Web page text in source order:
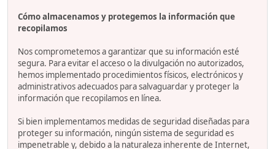
Cómo almacenamos y protegemos la información que
recopilamos
Nos comprometemos a garantizar que su información esté
segura. Para evitar el acceso o la divulgación no autorizados,
hemos implementado procedimientos físicos, electrónicos y
administrativos adecuados para salvaguardar y proteger la
información que recopilamos en línea.
Si bien implementamos medidas de seguridad diseñadas para
proteger su información, ningún sistema de seguridad es
impenetrable y, debido a la naturaleza inherente de Internet,